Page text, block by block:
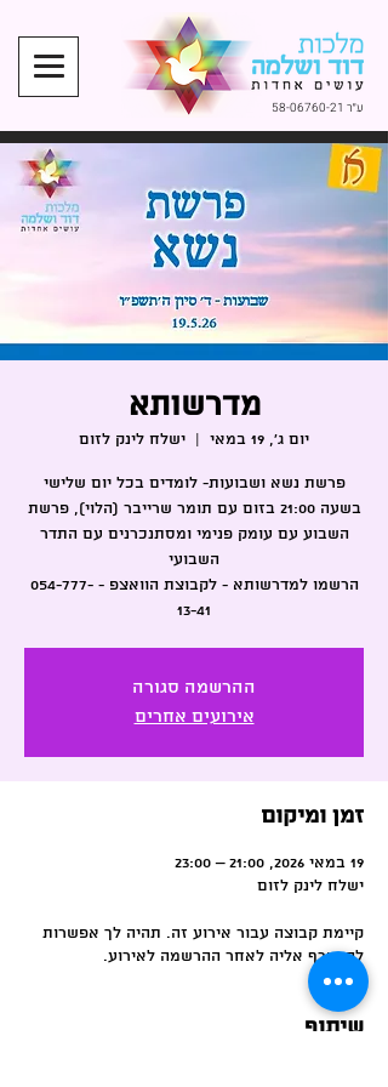
ע״ר 58-06760-21
מדרשותא
יום ג׳, 19 במאי
  |
ישלח לינק לזום
פרשת נשא ושבועות- לומדים בכל יום שלישי
בשעה 21:00 בזום עם תומר שרייבר (הלוי), פרשת
השבוע עם עומק פנימי ומסתנכרנים עם התדר
הרשמו למדרשותא - לקבוצת הוואצפ - 054-777-
13-41
ההרשמה סגורה
אירועים אחרים
זמן ומיקום
19 במאי 2026, 21:00 – 23:00
ישלח לינק לזום
קיימת קבוצה עבור אירוע זה. תהיה לך אפשרות
להצטרף אליה לאחר ההרשמה לאירוע.
שיתוף